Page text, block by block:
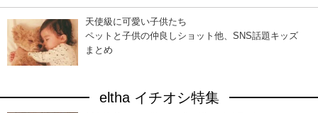
天使級に可愛い子供たち
ペットと子供の仲良しショット他、SNS話題キッズ
まとめ
eltha イチオシ特集